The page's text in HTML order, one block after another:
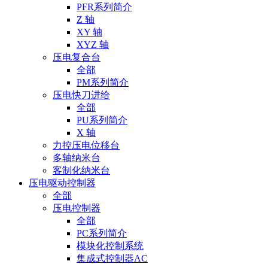
PFR系列简介
Z 轴
XY 轴
XYZ 轴
压电复合台
全部
PM系列简介
压电快刀进给
全部
PU系列简介
X 轴
力控压电位移台
多轴纳米台
客制化纳米台
压电驱动控制器
全部
压电控制器
全部
PC系列简介
模块化控制系统
集成式控制器AC